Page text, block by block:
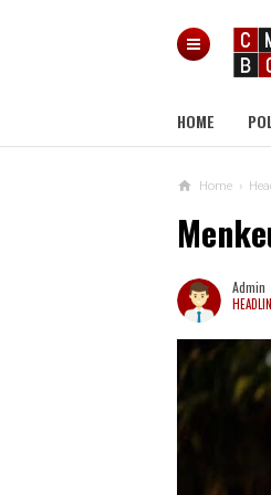
HOME
Home ›
Admin